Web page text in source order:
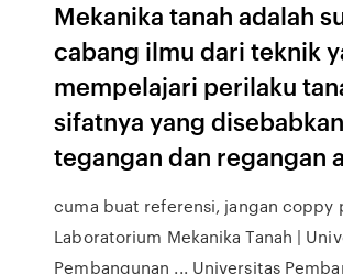
Mekanika tanah adalah
cabang ilmu dari teknik
mempelajari perilaku
sifatnya yang
tegangan dan regangan
cuma buat referensi, jangan coppy
Laboratorium Mekanika Tanah |
Pembangunan ... Universitas